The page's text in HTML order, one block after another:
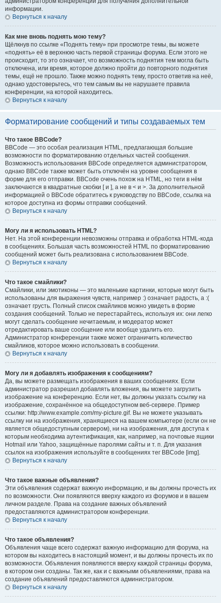
информации.
Вернуться к началу
Как мне вновь поднять мою тему?
Щёлкнув по ссылке «Поднять тему» при просмотре темы, вы можете
«поднять» её в верхнюю часть первой страницы форума. Если этого не
происходит, то это означает, что возможность поднятия тем могла быть
отключена, или время, которое должно пройти до повторного поднятия
темы, ещё не прошло. Также можно поднять тему, просто ответив на неё,
однако удостоверьтесь, что тем самым вы не нарушаете правила
конференции, на которой находитесь.
Вернуться к началу
Форматирование сообщений и типы создаваемых тем
Что такое BBCode?
BBCode — это особая реализация HTML, предлагающая большие
возможности по форматированию отдельных частей сообщения.
Возможность использования BBCode определяется администратором,
однако BBCode также может быть отключён на уровне сообщения в
форме для его отправки. BBCode очень похож на HTML, но теги в нём
заключаются в квадратные скобки [ и ], а не в < и >. За дополнительной
информацией о BBCode обратитесь к руководству по BBCode, ссылка на
которое доступна из формы отправки сообщений.
Вернуться к началу
Могу ли я использовать HTML?
Нет. На этой конференции невозможны отправка и обработка HTML-кода
в сообщениях. Большая часть возможностей HTML по форматированию
сообщений может быть реализована с использованием BBCode.
Вернуться к началу
Что такое смайлики?
Смайлики, или эмотиконы — это маленькие картинки, которые могут быть
использованы для выражения чувств, например :) означает радость, а :(
означает грусть. Полный список смайликов можно увидеть в форме
создания сообщений. Только не перестарайтесь, используя их: они легко
могут сделать сообщение нечитаемым, и модератор может
отредактировать ваше сообщение или вообще удалить его.
Администратор конференции также может ограничить количество
смайликов, которое можно использовать в сообщении.
Вернуться к началу
Могу ли я добавлять изображения к сообщениям?
Да, вы можете размещать изображения в ваших сообщениях. Если
администратор разрешил добавлять вложения, вы можете загрузить
изображение на конференцию. Если нет, вы должны указать ссылку на
изображение, сохранённое на общедоступном веб-сервере. Пример
ссылки: http://www.example.com/my-picture.gif. Вы не можете указывать
ссылку ни на изображения, хранящиеся на вашем компьютере (если он не
является общедоступным сервером), ни на изображения, для доступа к
которым необходима аутентификация, как, например, на почтовые ящики
Hotmail или Yahoo, защищённые паролями сайты и т. п. Для указания
ссылок на изображения используйте в сообщениях тег BBCode [img].
Вернуться к началу
Что такое важные объявления?
Эти объявления содержат важную информацию, и вы должны прочесть их
по возможности. Они появляются вверху каждого из форумов и в вашем
личном разделе. Права на создание важных объявлений
предоставляются администратором конференции.
Вернуться к началу
Что такое объявления?
Объявления чаще всего содержат важную информацию для форума, на
котором вы находитесь в настоящий момент, и вы должны прочесть их по
возможности. Объявления появляются вверху каждой страницы форума,
в котором они созданы. Так же, как и с важными объявлениями, права на
создание объявлений предоставляются администратором.
Вернуться к началу